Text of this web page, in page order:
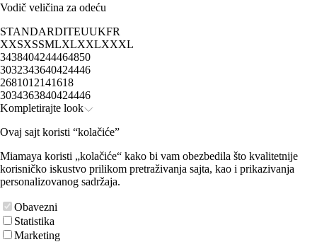
Vodič veličina za odeću
STANDARDITEUUKFR
XXSXSSMLXLXXLXXXL
3438404244464850
3032343640424446
2681012141618
3034363840424446
Kompletirajte look
Ovaj sajt koristi “kolačiće”
Miamaya koristi „kolačiće“ kako bi vam obezbedila što kvalitetnije
korisničko iskustvo prilikom pretraživanja sajta, kao i prikazivanja
personalizovanog sadržaja.
Obavezni
Statistika
Marketing